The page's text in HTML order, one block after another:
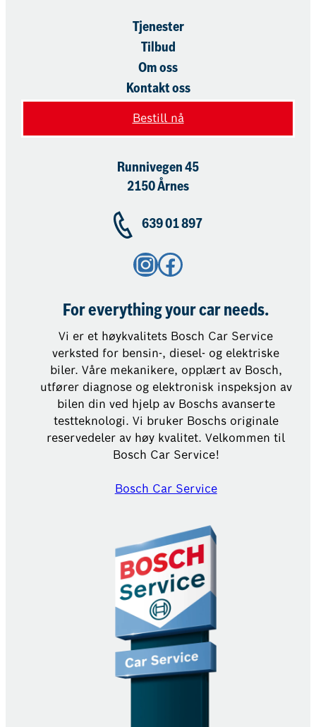
Tjenester
Tilbud
Om oss
Kontakt oss
Bestill nå
Runnivegen 45
2150 Årnes
639 01 897
Instagram Facebook
For everything your car needs.
Vi er et høykvalitets Bosch Car Service
verksted for bensin-, diesel- og elektriske
biler. Våre mekanikere, opplært av Bosch,
utfører diagnose og elektronisk inspeksjon av
bilen din ved hjelp av Boschs avanserte
testteknologi. Vi bruker Boschs originale
reservedeler av høy kvalitet. Velkommen til
Bosch Car Service!
Bosch Car Service